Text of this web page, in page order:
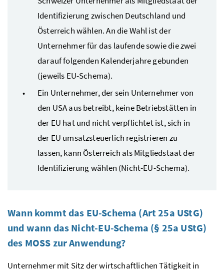
Identifizierung zwischen Deutschland und
Österreich wählen. An die Wahl ist der
Unternehmer für das laufende sowie die zwei
darauf folgenden Kalenderjahre gebunden
(jeweils EU-Schema).
Ein Unternehmer, der sein Unternehmer von
den USAaus betreibt, keine Betriebstätten in
der EU hat und nicht verpflichtet ist, sich in
der EU umsatzsteuerlich registrieren zu
lassen, kann Österreich als Mitgliedstaat der
Identifizierung wählen (Nicht-EU-Schema).
Wann kommt das EU-Schema (Art 25a UStG)
und wann das Nicht-EU-Schema (§ 25a UStG)
des MOSS zur Anwendung?
Unternehmer mit Sitz der wirtschaftlichen Tätigkeit in